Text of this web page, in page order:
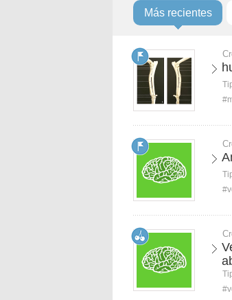
Más recientes